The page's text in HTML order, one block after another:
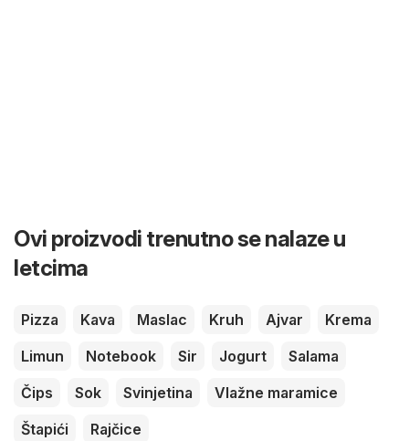
Ovi proizvodi trenutno se nalaze u
letcima
Pizza Kava Maslac Kruh Ajvar
Krema
Limun
Notebook Sir Jogurt
Salama
Čips
Sok Svinjetina
Vlažne maramice
Štapići
Rajčice